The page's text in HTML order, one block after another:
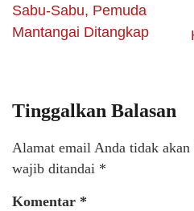
Sabu-Sabu, Pemuda
Mantangai Ditangkap
Tinggalkan Balasan
Alamat email Anda tidak
wajib ditandai *
Komentar *